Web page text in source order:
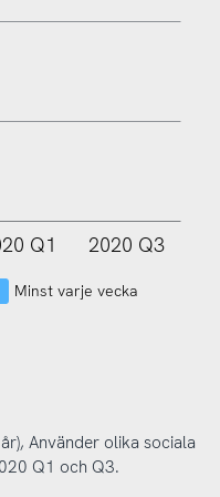
LQ1 2020 Q3
Minst varje vecka
Använder olika sociala
Q1 och Q3.